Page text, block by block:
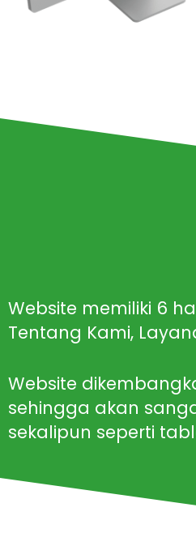
Website memiliki 6
Tentang Kami,
Website
sehingga akan
sekalipun seperti